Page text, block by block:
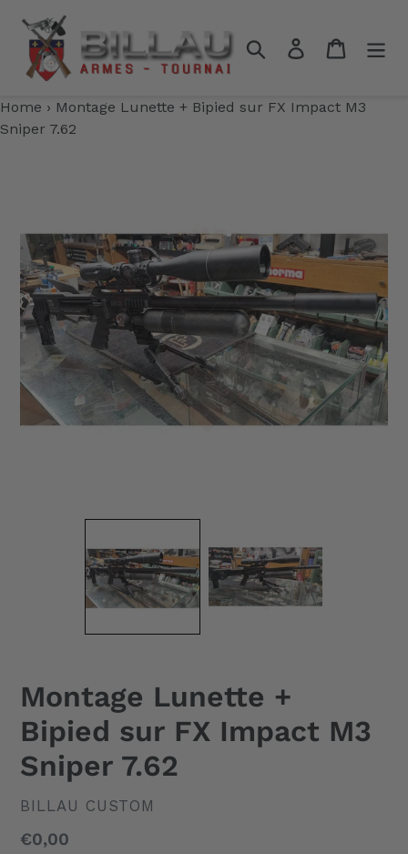
contenu
RechercherSe connecter
Panier
Home › Montage Lunette + Bipied sur FX Impact M3
Sniper 7.62
Montage Lunette +
Bipied sur FX Impact M3
Sniper 7.62
DISTRIBUTEUR
BILLAU CUSTOM
Prix
€0,00